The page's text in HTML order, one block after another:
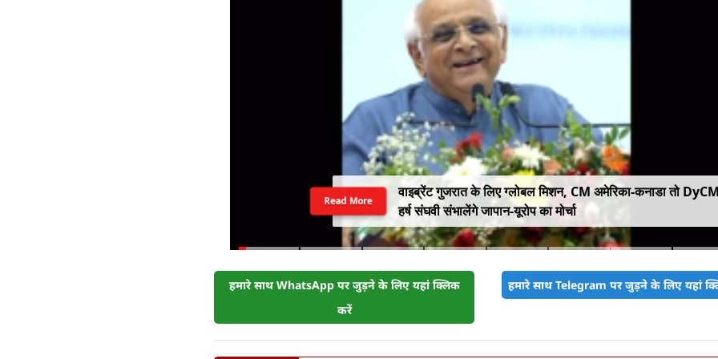
वाइब्रेंट गुजरात के लिए ग्लोबल मिशन, CM अमेरिका-कनाडा तो DyCM
हर्ष संघवी संभालेंगे जापान-यूरोप का मोर्चा
Read More
हमारे साथ WhatsApp पर जुड़ने के लिए यहां क्लिक
करें
हमारे साथ Telegram पर जुड़ने के लिए यहां